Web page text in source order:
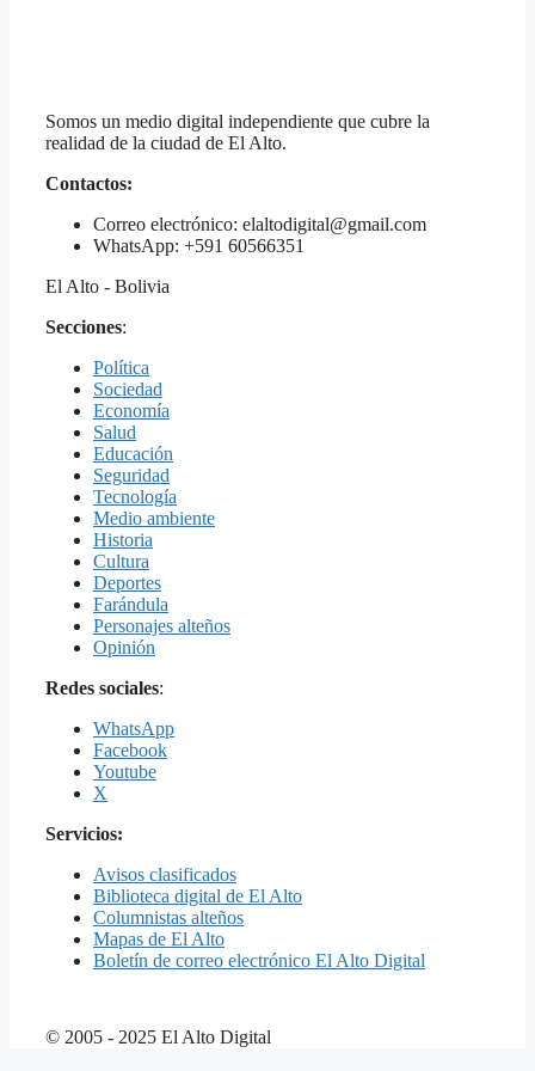
Somos un medio digital independiente que cubre la
realidad de la ciudad de El Alto.
Contactos:
Correo electrónico: elaltodigital@gmail.com
WhatsApp: +591 60566351
El Alto - Bolivia
Secciones:
Política
Sociedad
Economía
Salud
Educación
Seguridad
Tecnología
Medio ambiente
Historia
Cultura
Deportes
Farándula
Personajes alteños
Opinión
Redes sociales:
WhatsApp
Facebook
Youtube
X
Servicios:
Avisos clasificados
Biblioteca digital de El Alto
Columnistas alteños
Mapas de El Alto
Boletín de correo electrónico El Alto Digital
© 2005 - 2025 El Alto Digital